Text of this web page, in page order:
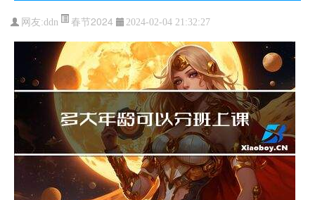
网友:ddn 春节2024 2024-02-04 21:32:27